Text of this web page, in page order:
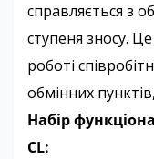
справляється з
ступеня зносу.
роботі
обмінних
Набір
CL: